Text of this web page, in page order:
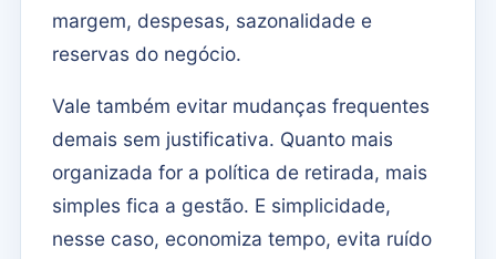
margem, despesas, sazonalidade e
reservas do negócio.
Vale também evitar mudanças frequentes
demais sem justificativa. Quanto mais
organizada for a política de retirada, mais
simples fica a gestão. E simplicidade,
nesse caso, economiza tempo, evita ruído